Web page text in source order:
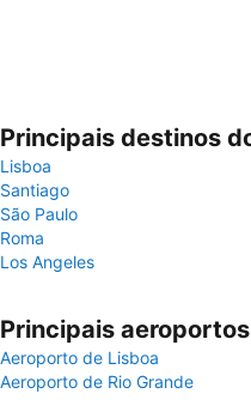
Principais destinos
Lisboa
Santiago
São Paulo
Roma
Los Angeles
Principais
Aeroporto de Lisboa
Aeroporto de Rio Grande